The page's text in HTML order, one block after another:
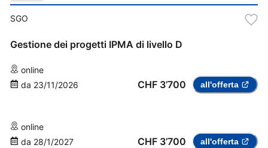
SGO
Gestione dei progetti IPMA di livello D
online
da 23/11/2026 CHF 3’700 all'offerta
online
da 28/1/2027 CHF 3’700 all'offerta